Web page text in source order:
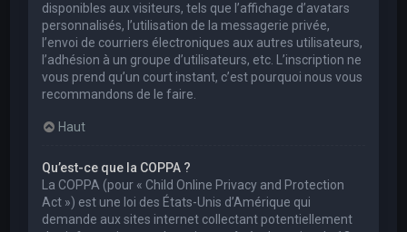
disponibles aux visiteurs, tels que l’affichage d’avatars
personnalisés, l’utilisation de la messagerie privée,
l’envoi de courriers électroniques aux autres utilisateurs,
l’adhésion à un groupe d’utilisateurs, etc. L’inscription ne
vous prend qu’un court instant, c’est pourquoi nous vous
recommandons de le faire.
Haut
Qu’est-ce que la COPPA ?
La COPPA (pour « Child Online Privacy and Protection
Act ») est une loi des États-Unis d’Amérique qui
demande aux sites internet collectant potentiellement